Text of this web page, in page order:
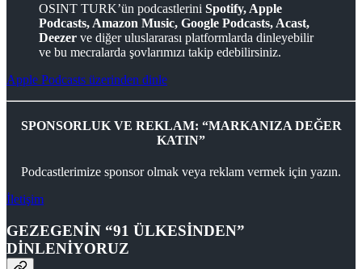
OSINT TURK’ün podcastlerini Spotify, Apple
Podcasts, Amazon Music, Google Podcasts, Acast,
Deezer ve diğer uluslararası platformlarda dinleyebilir
ve bu mecralarda şovlarımızı takip edebilirsiniz.
Apple Podcasts üzerinden dinle
SPONSORLUK VE REKLAM: “MARKANIZA DEĞER
KATIN”
Podcastlerimize sponsor olmak veya reklam vermek için yazın.
İletişim
GEZEGENİN “91 ÜLKESİNDEN”
DİNLENİYORUZ